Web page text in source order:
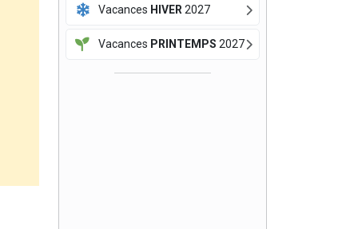
Vacances HIVER 2027
Vacances PRINTEMPS 2027